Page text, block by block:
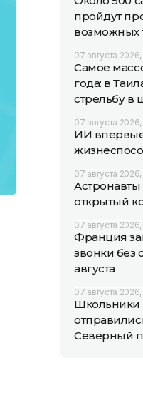
пройдут
возможных
07 августа 2026,
Самое
года: в
стрельбу в
07 августа 2026,
ИИ
07 августа
открытый
07 августа
Франция
звонки без
августа
07 августа
Школьники
Северный